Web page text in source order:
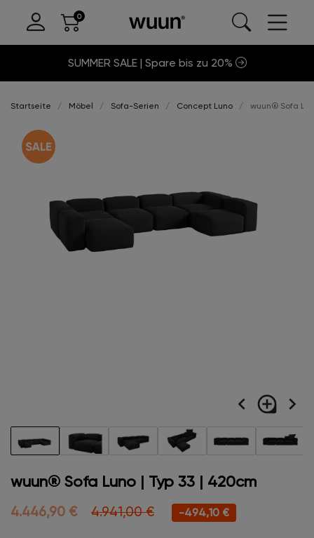
SUMMER SALE | Spare bis zu 20%
Startseite Möbel Sofa-Serien Concept Luno wuun® Sofa
navigate_before loupe navigate_next
wuun® Sofa Luno | Typ 33 | 420cm
4.446,90 € 4.941,00 € -494,10 €